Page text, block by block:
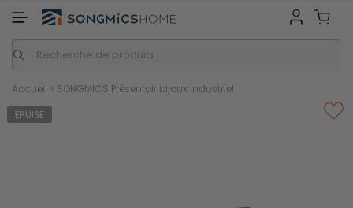
Accueil > SONGMICS Présentoir bijoux industriel
EPUISÉ
HOME Inspiration Nos marques